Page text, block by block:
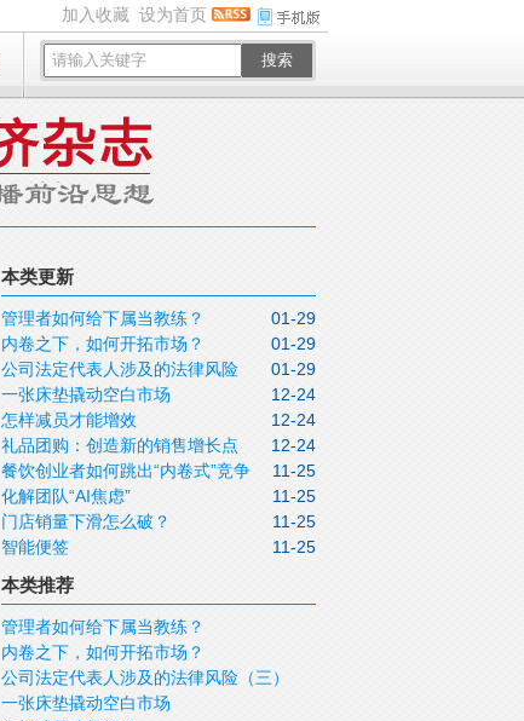
加入收藏 设为首页
搜索
本类更新
01-29
管理者如何给下属当教练？
01-29
内卷之下，如何开拓市场？
01-29
公司法定代表人涉及的法律风险
（三） 12-24
一张床垫撬动空白市场
12-24
怎样减员才能增效
12-24
礼品团购：创造新的销售增长点
11-25
餐饮创业者如何跳出“内卷式”竞争
11-25
化解团队“AI焦虑”
11-25
门店销量下滑怎么破？
11-25
智能便签
本类推荐
管理者如何给下属当教练？
内卷之下，如何开拓市场？
公司法定代表人涉及的法律风险（三）
一张床垫撬动空白市场